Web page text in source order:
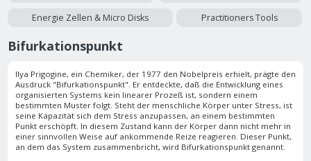
Energie Zellen & Micro Disks Practitioners Tools
Bifurkationspunkt
Ilya Prigogine, ein Chemiker, der 1977 den Nobelpreis erhielt, prägte den
Ausdruck "Bifurkationspunkt". Er entdeckte, daß die Entwicklung eines
organisierten Systems kein linearer Prozeß ist, sondern einem
bestimmten Muster folgt. Steht der menschliche Körper unter Stress, ist
seine Kapazität sich dem Stress anzupassen, an einem bestimmten
Punkt erschöpft. In diesem Zustand kann der Körper dann nicht mehr in
einer sinnvollen Weise auf ankommende Reize reagieren. Dieser Punkt,
an dem das System zusammenbricht, wird Bifurkationspunkt genannt.